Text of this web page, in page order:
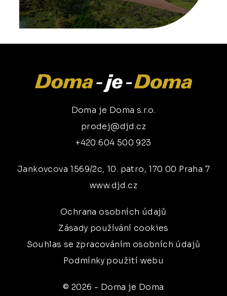
Doma je Doma s.r.o.
prodej@djd.cz
+420 604 500 923
Jankovcova 1569/2c, 10. patro, 170 00 Praha 7
www.djd.cz
Ochrana osobních údajů
Zásady používání cookies
Souhlas se zpracováním osobních údajů
Podmínky použití webu
© 2026 - Doma je Doma